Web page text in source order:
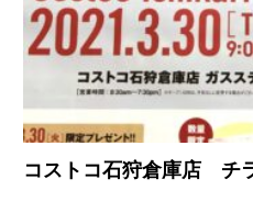
コストコ石狩倉庫店 チ